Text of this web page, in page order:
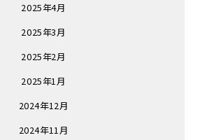
2025年4月
2025年3月
2025年2月
2025年1月
2024年12月
2024年11月